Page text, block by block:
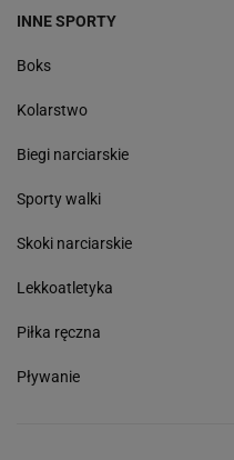
INNE SPORTY
Boks
Kolarstwo
Biegi narciarskie
Sporty walki
Skoki narciarskie
Lekkoatletyka
Piłka ręczna
Pływanie